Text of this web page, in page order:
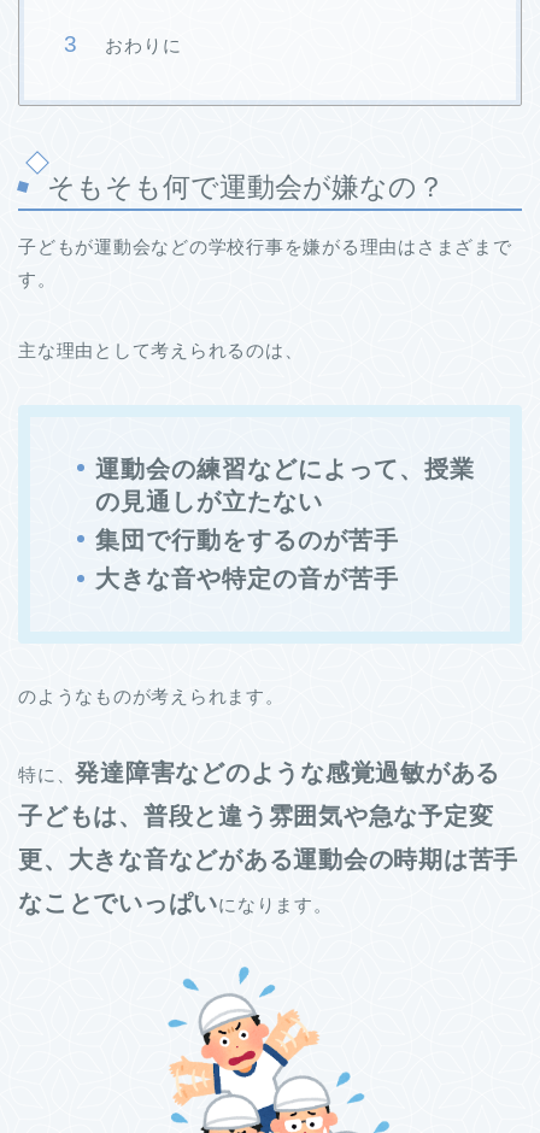
おわりに
そもそも何で運動会が嫌なの？
子どもが運動会などの学校行事を嫌がる理由はさまざまで
す。
主な理由として考えられるのは、
運動会の練習などによって、授業
の見通しが立たない
集団で行動をするのが苦手
大きな音や特定の音が苦手
のようなものが考えられます。
特に、発達障害などのような感覚過敏がある
子どもは、普段と違う雰囲気や急な予定変
更、大きな音などがある運動会の時期は苦手
なことでいっぱいになります。